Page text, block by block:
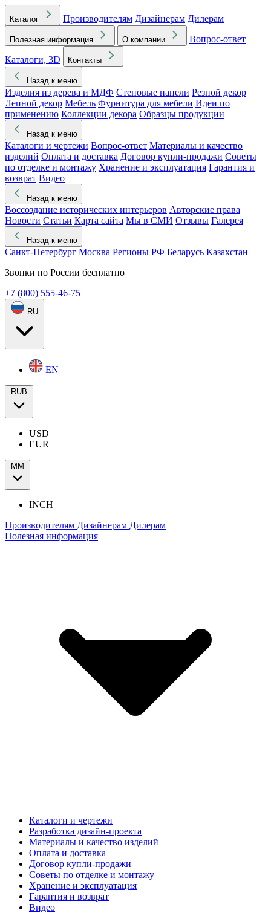
Каталог Производителям Дизайнерам Дилерам
Полезная информация О компании
Вопрос-ответ
Каталоги, 3D
Контакты
Назад к меню
Изделия из дерева и МДФ Стеновые панели Резной декор
Лепной декор Мебель Фурнитура для мебели Идеи по
применению Коллекции декора Образцы продукции
Назад к меню
Каталоги и чертежи Вопрос-ответ Материалы и качество
изделий Оплата и доставка Договор купли-продажи Советы
по отделке и монтажу Хранение и эксплуатация Гарантия и
возврат Видео
Назад к меню
Воссоздание исторических интерьеров Авторские права
Новости Статьи Карта сайта Мы в СМИ Отзывы Галерея
Назад к меню
Санкт-Петербург Москва Регионы РФ Беларусь Казахстан
Звонки по России бесплатно
+7 (800) 555-46-75
RU
EN
RUB
USD
EUR
ММ
INCH
Производителям Дизайнерам Дилерам
Полезная информация
Каталоги и чертежи
Разработка дизайн-проекта
Материалы и качество изделий
Оплата и доставка
Договор купли-продажи
Советы по отделке и монтажу
Хранение и эксплуатация
Гарантия и возврат
Видео